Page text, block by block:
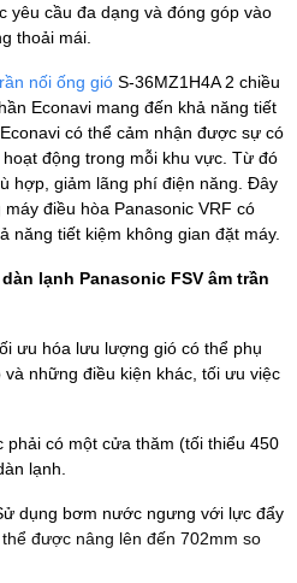
yêu cầu đa dạng và đóng góp vào
thoải mái.
nối ống gió S-36MZ1H4A 2 chiều
Econavi mang đến khả năng tiết
có thể cảm nhận được sự có
động trong mỗi khu vực. Từ đó
hợp, giảm lãng phí điện năng. Đây
điều hòa Panasonic VRF có
năng tiết kiệm không gian đặt máy.
lạnh Panasonic FSV âm trần
ưu hóa lưu lượng gió có thể phụ
những điều kiện khác, tối ưu việc
phải có một cửa thăm (tối thiểu 450
lạnh.
dụng bơm nước ngưng với lực đẩy
được nâng lên đến 702mm so